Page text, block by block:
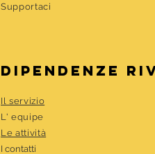
Supportaci
DIPENDENZE
Il servizio
L' equipe
Le attività
I contatti